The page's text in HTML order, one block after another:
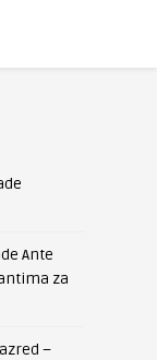
Ante
za
–